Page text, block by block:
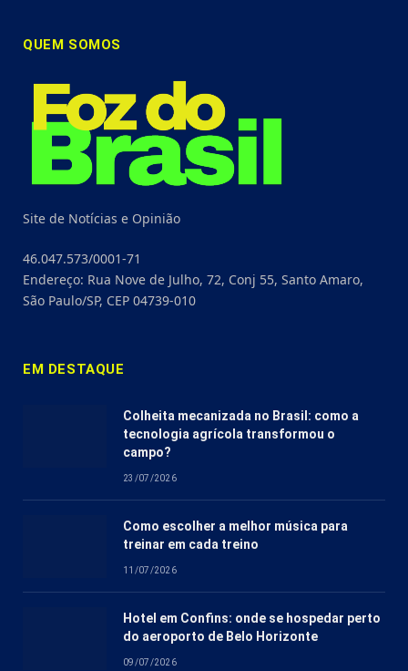
QUEM SOMOS
Site de Notícias e Opinião
46.047.573/0001-71
Endereço: Rua Nove de Julho, 72, Conj 55, Santo Amaro,
São Paulo/SP, CEP 04739-010
EM DESTAQUE
Colheita mecanizada no Brasil: como a
tecnologia agrícola transformou o
campo?
23/07/2026
Como escolher a melhor música para
treinar em cada treino
11/07/2026
Hotel em Confins: onde se hospedar perto
do aeroporto de Belo Horizonte
09/07/2026